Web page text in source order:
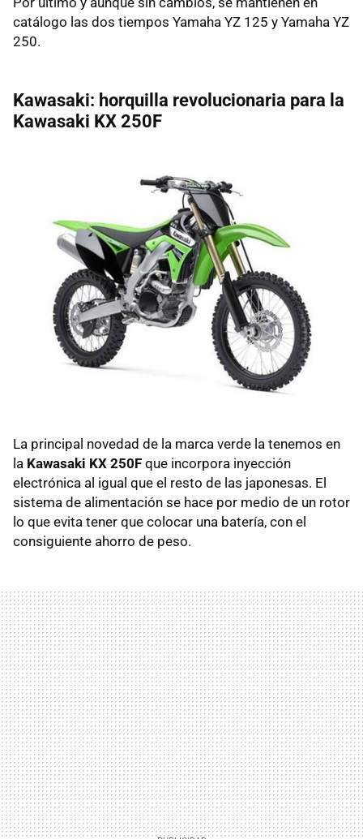
catálogo las dos tiempos Yamaha YZ 125 y Yamaha YZ
250.
Kawasaki: horquilla revolucionaria para la
Kawasaki KX 250F
La principal novedad de la marca verde la tenemos en
la Kawasaki KX 250F que incorpora inyección
electrónica al igual que el resto de las japonesas. El
sistema de alimentación se hace por medio de un rotor
lo que evita tener que colocar una batería, con el
consiguiente ahorro de peso.